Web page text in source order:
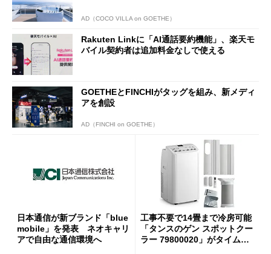
AD（COCO VILLA on GOETHE）
Rakuten Linkに「AI通話要約機能」、楽天モ
バイル契約者は追加料金なしで使える
GOETHEとFINCHIがタッグを組み、新メディ
アを創設
AD（FINCHI on GOETHE）
日本通信が新ブランド「blue
mobile」を発表 ネオキャリ
アで自由な通信環境へ
工事不要で14畳まで冷房可能
「タンスのゲン スポットクー
ラー 79800020」がタイムセ